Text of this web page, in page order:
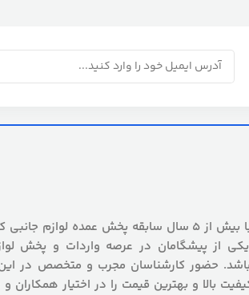
گروه بازرگانی هایومی با بیش از 5 سال سابقه پخش عمده لوازم
از پیشگامان در عرصه واردات و پخش
باشد. حضور کارشناسان مجرب و متخصص در
بالا و بهترین قیمت را در اختیار همکاران